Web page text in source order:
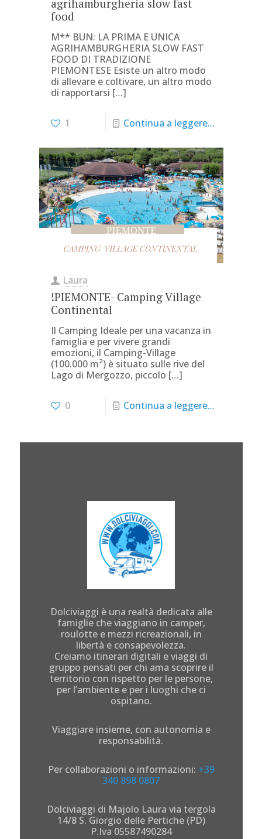
agrihamburgheria slow fast
food
M** BUN: LA PRIMA E UNICA
AGRIHAMBURGHERIA SLOW FAST
FOOD DI TRADIZIONE
PIEMONTESE Esiste un altro modo
di allevare e coltivare, un altro modo
di rapportarsi […]
1 Continua a leggere...
Laura
!PIEMONTE- Camping Village
Continental
Il Camping Ideale per una vacanza in
famiglia e per vivere grandi
emozioni, il Camping-Village
(100.000 m²) è situato sulle rive del
Lago di Mergozzo, piccolo […]
0 Continua a leggere...
Dolciviaggi è una realtà dedicata alle
famiglie che viaggiano in camper,
roulotte e mezzi ricreazionali, in
libertà e consapevolezza.
Creiamo itinerari digitali e viaggi di
gruppo pensati per chi ama scoprire il
territorio con rispetto per le persone,
per l’ambiente e per i luoghi che ci
ospitano.
Viaggiare insieme, con autonomia e
responsabilità.
Per collaborazioni o informazioni: +39
340 898 0807
Dolciviaggi di Majolo Laura via tergola
14/8 S. Giorgio delle Pertiche (PD)
P.Iva 05587490284